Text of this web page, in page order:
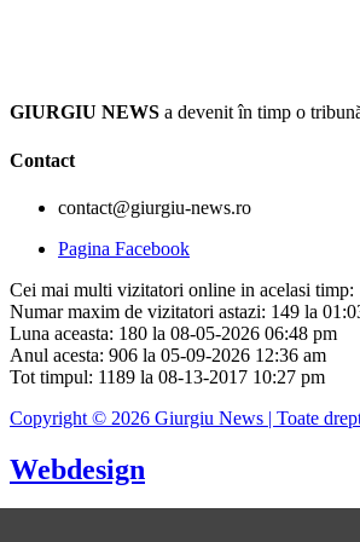
GIURGIU NEWS a devenit în timp o
Contact
contact@giurgiu-news.ro
Pagina Facebook
Cei mai multi vizitatori online in acelasi timp:
Numar maxim de vizitatori astazi: 149 la
Luna aceasta: 180 la 08-05-2026 06:48 pm
Anul acesta: 906 la 05-09-2026 12:36 am
Tot timpul: 1189 la 08-13-2017 10:27 pm
Copyright © 2026 Giurgiu News | Toate
Webdesign